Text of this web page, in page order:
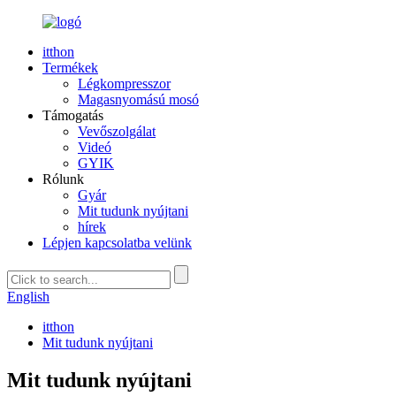
itthon
Termékek
Légkompresszor
Magasnyomású mosó
Támogatás
Vevőszolgálat
Videó
GYIK
Rólunk
Gyár
Mit tudunk nyújtani
hírek
Lépjen kapcsolatba velünk
English
itthon
Mit tudunk nyújtani
Mit tudunk nyújtani